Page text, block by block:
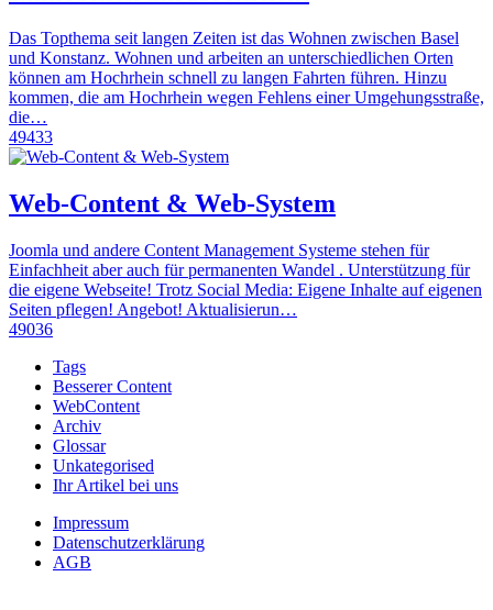
Das Topthema seit langen Zeiten ist das Wohnen zwischen Basel
und Konstanz. Wohnen und arbeiten an unterschiedlichen Orten
können am Hochrhein schnell zu langen Fahrten führen. Hinzu
kommen, die am Hochrhein wegen Fehlens einer Umgehungsstraße,
die…
49433
Web-Content & Web-System
Joomla und andere Content Management Systeme stehen für
Einfachheit aber auch für permanenten Wandel . Unterstützung für
die eigene Webseite! Trotz Social Media: Eigene Inhalte auf eigenen
Seiten pflegen! Angebot! Aktualisierun…
49036
Tags
Besserer Content
WebContent
Archiv
Glossar
Unkategorised
Ihr Artikel bei uns
Impressum
Datenschutzerklärung
AGB